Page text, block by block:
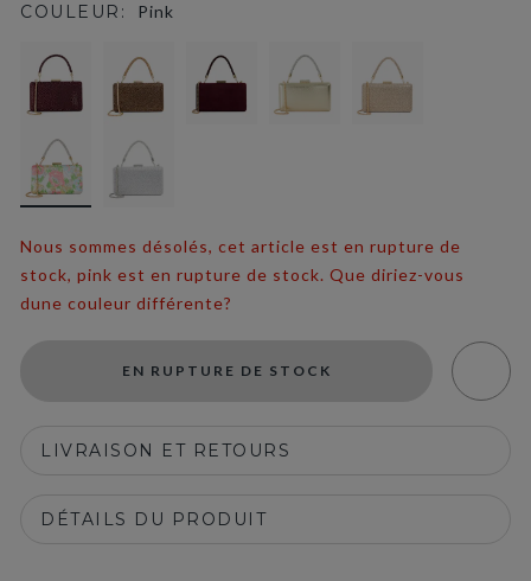
COULEUR: Pink
selected
Nous sommes désolés, cet article est en rupture de
stock, pink est en rupture de stock. Que diriez-vous
dune couleur différente?
EN RUPTURE DE STOCK
LIVRAISON ET RETOURS
DÉTAILS DU PRODUIT